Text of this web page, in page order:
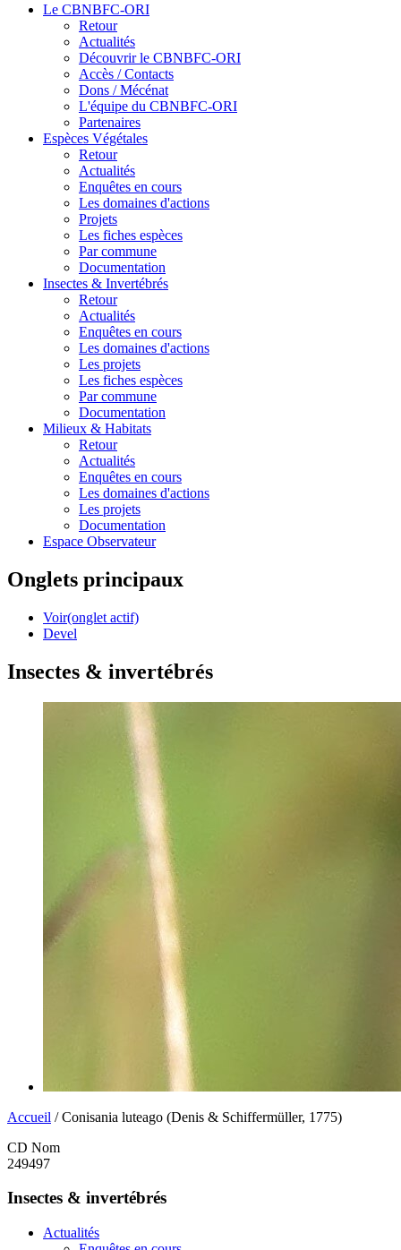
Le CBNBFC-ORI
Retour
Actualités
Découvrir le CBNBFC-ORI
Accès / Contacts
Dons / Mécénat
L'équipe du CBNBFC-ORI
Partenaires
Espèces Végétales
Retour
Actualités
Enquêtes en cours
Les domaines d'actions
Projets
Les fiches espèces
Par commune
Documentation
Insectes & Invertébrés
Retour
Actualités
Enquêtes en cours
Les domaines d'actions
Les projets
Les fiches espèces
Par commune
Documentation
Milieux & Habitats
Retour
Actualités
Enquêtes en cours
Les domaines d'actions
Les projets
Documentation
Espace Observateur
Onglets principaux
Voir(onglet actif)
Devel
Insectes & invertébrés
Accueil / Conisania luteago (Denis & Schiffermüller, 1775)
CD Nom
249497
Insectes & invertébrés
Actualités